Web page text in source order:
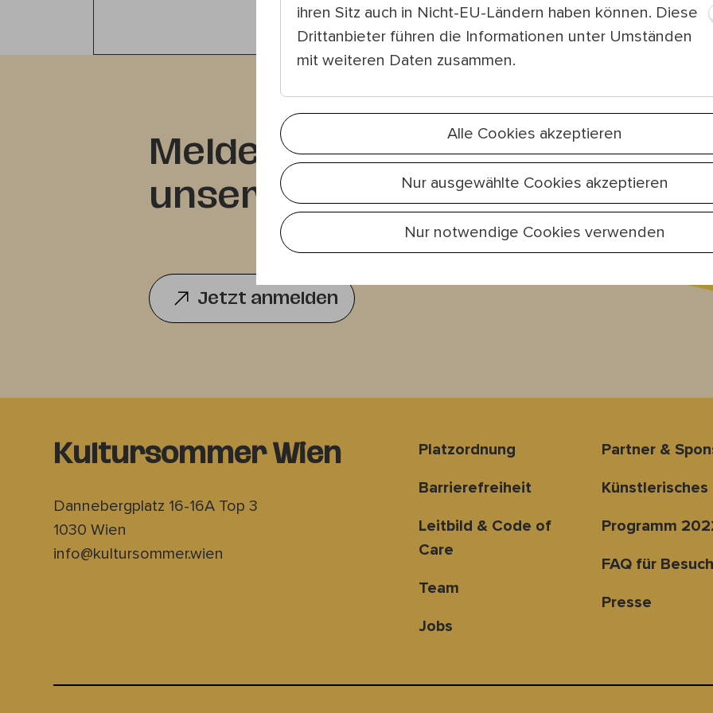
Jazz bis
Melden Sie sich jetzt zu
unserem Newsletter an!
Jetzt anmelden
Kultursommer Wien
Dannebergplatz 16-16A Top 3
1030 Wien
info@kultursommer.wien
Platzordnung
Barrierefreiheit
Leitbild & Code of
Care
Team
Jobs
Partner &
Künstlerisches
Programm
FAQ für
Presse
ihren Sitz auch in Nicht-EU-Ländern haben können. Diese
Drittanbieter führen die Informationen unter Umständen
mit weiteren Daten zusammen.
Alle Cookies akzeptieren
Nur ausgewählte Cookies akzeptieren
Nur notwendige Cookies verwenden